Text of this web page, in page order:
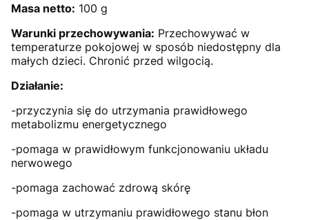
Masa netto: 100 g
Warunki przechowywania: Przechowywać w
temperaturze pokojowej w sposób niedostępny dla
małych dzieci. Chronić przed wilgocią.
Działanie:
-przyczynia się do utrzymania prawidłowego
metabolizmu energetycznego
-pomaga w prawidłowym funkcjonowaniu układu
nerwowego
-pomaga zachować zdrową skórę
-pomaga w utrzymaniu prawidłowego stanu błon